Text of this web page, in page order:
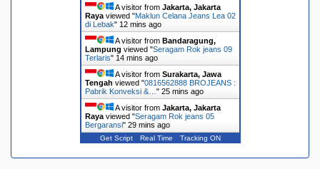
A visitor from Jakarta, Jakarta
Rayaviewed "Maklun Celana Jeans Lea 02
di Lebak" 12 mins ago
A visitor from Bandaragung,
Lampung viewed "Seragam Rok jeans 09
Terlaris" 14 mins ago
A visitor from Surakarta, Jawa
Tengah viewed "0816562888 BROJEANS :
Pabrik Konveksi &… " 25 mins ago
A visitor from Jakarta, Jakarta
Rayaviewed "Seragam Rok jeans 05
Bergaransi" 29 mins ago
Get Script Real Time Tracking ON